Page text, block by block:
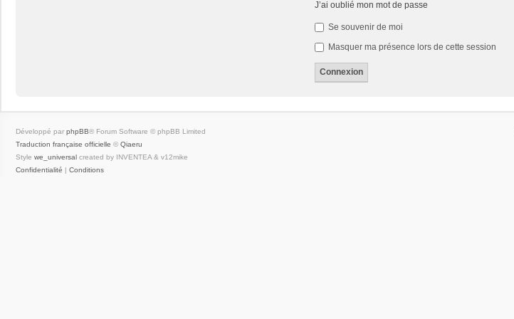
J’ai oublié mon mot de passe
Se souvenir de moi
Masquer ma présence lors de cette session
Développé par phpBB® Forum Software © phpBB Limited
Traduction française officielle © Qiaeru
Style we_universal created by INVENTEA & v12mike
Confidentialité | Conditions